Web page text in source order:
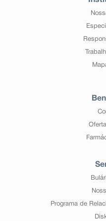
Programa de